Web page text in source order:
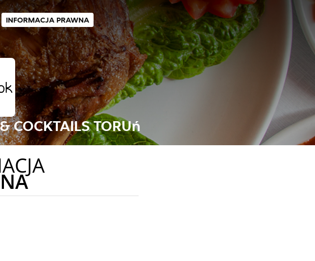
INFORMACJA PRAWNA
COCKTAILS TORUń